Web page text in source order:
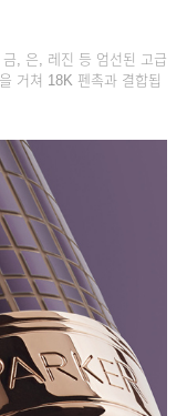
, 은, 레진 등 엄선된 고급
거쳐 18K 펜촉과 결합됩